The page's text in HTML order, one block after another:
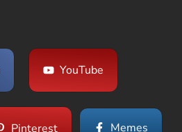
YouTube
Pinterest Memes